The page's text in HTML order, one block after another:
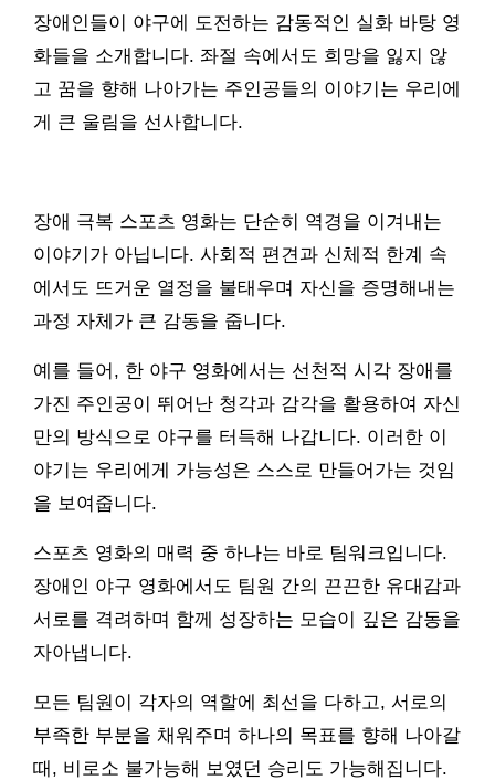
장애인들이 야구에 도전하는 감동적인 실화 바탕 영
화들을 소개합니다. 좌절 속에서도 희망을 잃지 않
고 꿈을 향해 나아가는 주인공들의 이야기는 우리에
게 큰 울림을 선사합니다.
장애 극복 스포츠 영화는 단순히 역경을 이겨내는
이야기가 아닙니다. 사회적 편견과 신체적 한계 속
에서도 뜨거운 열정을 불태우며 자신을 증명해내는
과정 자체가 큰 감동을 줍니다.
예를 들어, 한 야구 영화에서는 선천적 시각 장애를
가진 주인공이 뛰어난 청각과 감각을 활용하여 자신
만의 방식으로 야구를 터득해 나갑니다. 이러한 이
야기는 우리에게 가능성은 스스로 만들어가는 것임
을 보여줍니다.
스포츠 영화의 매력 중 하나는 바로 팀워크입니다.
장애인 야구 영화에서도 팀원 간의 끈끈한 유대감과
서로를 격려하며 함께 성장하는 모습이 깊은 감동을
자아냅니다.
모든 팀원이 각자의 역할에 최선을 다하고, 서로의
부족한 부분을 채워주며 하나의 목표를 향해 나아갈
때, 비로소 불가능해 보였던 승리도 가능해집니다.